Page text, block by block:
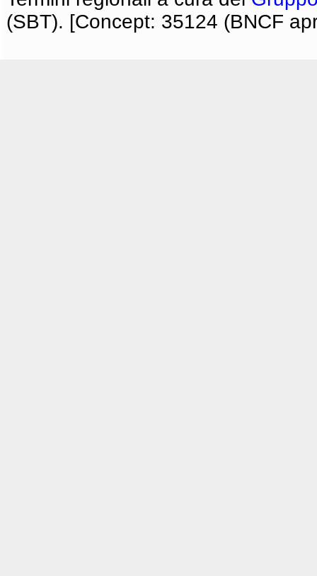
(SBT). [Concept: 35124 (BNCF